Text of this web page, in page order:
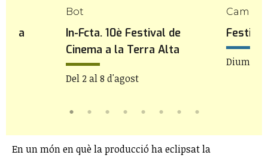
La
Bot
In-Fcta. 10è Festival de
Cinema a la Terra Alta
Del 2 al 8 d'agost
En un món en què la producció ha eclipsat la